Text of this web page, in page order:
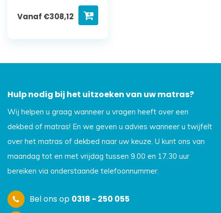
Vanaf €308,12
Hulp nodig bij het uitzoeken van uw matras?
Wij helpen u graag wanneer u vragen heeft over een
dekbed of matras! En we geven u advies wanneer u twijfelt
over het matras of dekbed naar uw keuze. U kunt ons van
maandag tot en met vrijdag tussen 9.00 en 17.30 uur
bereiken via onderstaande telefoonnummer.
Bel ons op 0318 - 250 055